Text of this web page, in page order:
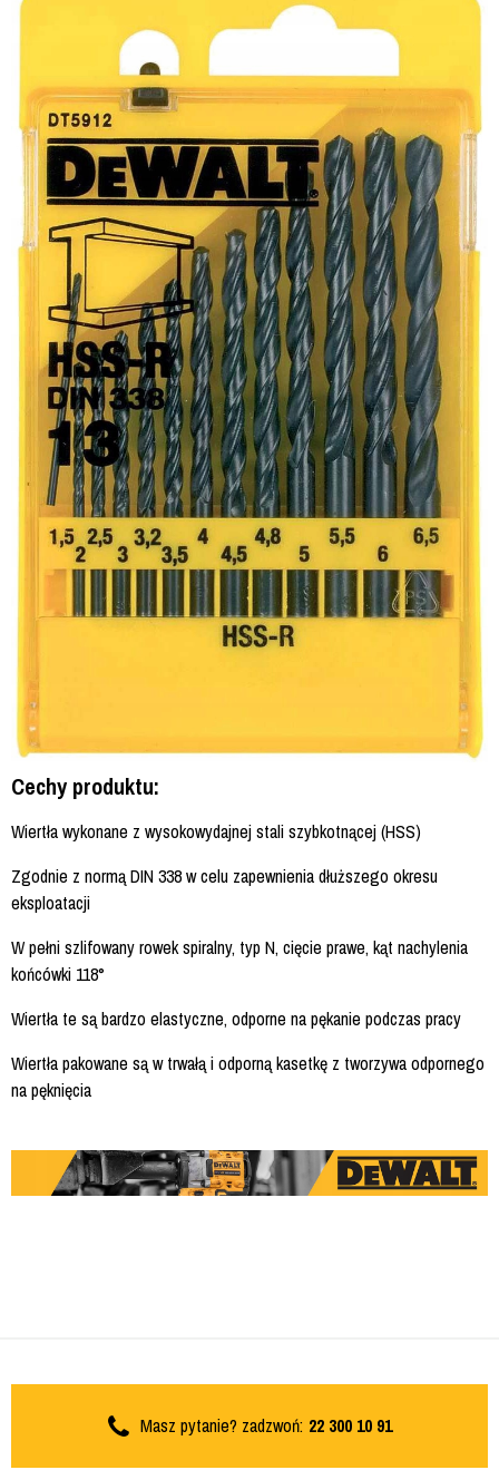
Cechy produktu:
Wiertła wykonane z wysokowydajnej stali szybkotnącej (HSS)
Zgodnie z normą DIN 338 w celu zapewnienia dłuższego okresu
eksploatacji
W pełni szlifowany rowek spiralny, typ N, cięcie prawe, kąt nachylenia
końcówki 118°
Wiertła te są bardzo elastyczne, odporne na pękanie podczas pracy
Wiertła pakowane są w trwałą i odporną kasetkę z tworzywa odpornego
na pęknięcia
Masz pytanie? zadzwoń: 22 300 10 91